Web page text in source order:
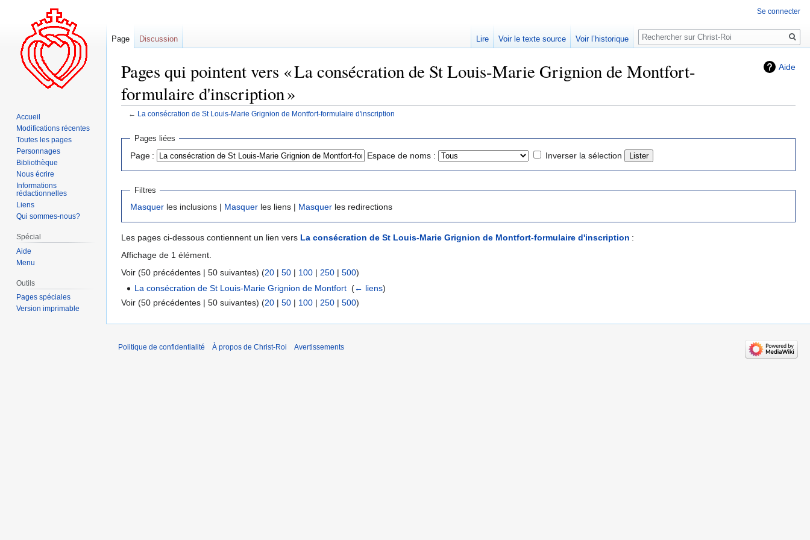
Aide
Pages qui pointent vers « La consécration de St Louis-Marie Grignion de Montfort-
formulaire d'inscription »
← La consécration de St Louis-Marie Grignion de Montfort-formulaire d'inscription
Aller
navigation
Aller
recherche
Pages liées
Page : Espace de noms : Inverser la sélection
Filtres
Masquer les inclusions | Masquer les liens | Masquer les redirections
Les pages ci-dessous contiennent un lien vers La consécration de St Louis-Marie Grignion de Montfort-formulaire d'inscription :
Affichage de 1 élément.
Voir (50 précédentes | 50 suivantes) (20 | 50 | 100 | 250 | 500)
La consécration de St Louis-Marie Grignion de Montfort ‎(← liens)
Voir (50 précédentes | 50 suivantes) (20 | 50 | 100 | 250 | 500)
Se connecter
Page Discussion Lire Voir le texte source Voir l’historique
Rechercher
Accueil
Modifications récentes
Toutes les pages
Personnages
Bibliothèque
Nous écrire
Informations
rédactionnelles
Liens
Qui sommes-nous?
Spécial
Aide
Menu
Outils
Pages spéciales
Version imprimable
Politique de confidentialité À propos de Christ-Roi Avertissements